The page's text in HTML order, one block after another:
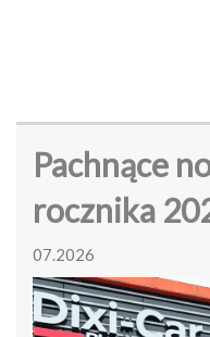
Pachnące
rocznika
07.2026